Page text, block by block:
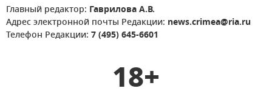
Главный редактор: Гаврилова А.В.
Адрес электронной почты Редакции: news.crimea@ria.ru
Телефон Редакции: 7 (495) 645-6601
18+